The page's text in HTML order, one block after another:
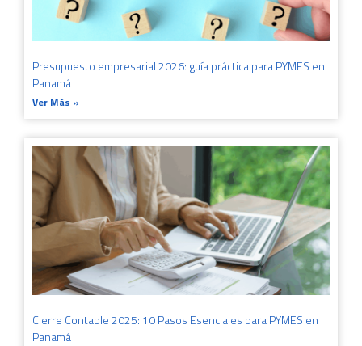
Presupuesto empresarial 2026: guía práctica para PYMES en
Panamá
Ver Más »
Cierre Contable 2025: 10 Pasos Esenciales para PYMES en
Panamá